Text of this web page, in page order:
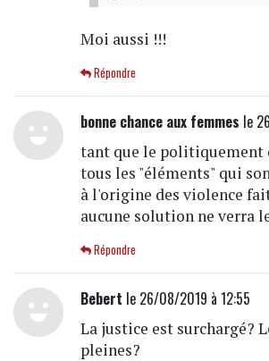
Moi aussi !!!
Répondre
bonne chance aux femmes le
tant que le politiquement
tous les "éléments" qui
à l'origine des violence
aucune solution ne verra
Répondre
Bebert le 26/08/2019 à 12:55
La justice est surchargé?
pleines?